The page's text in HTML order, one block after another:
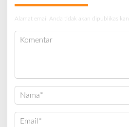
Alamat email Anda tidak akan dipublikasikan.